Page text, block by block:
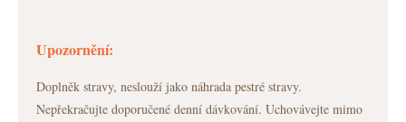
Upozornění:
Doplněk stravy, neslouží jako náhrada pestré stravy.
Nepřekračujte doporučené denní dávkování. Uchovávejte mimo